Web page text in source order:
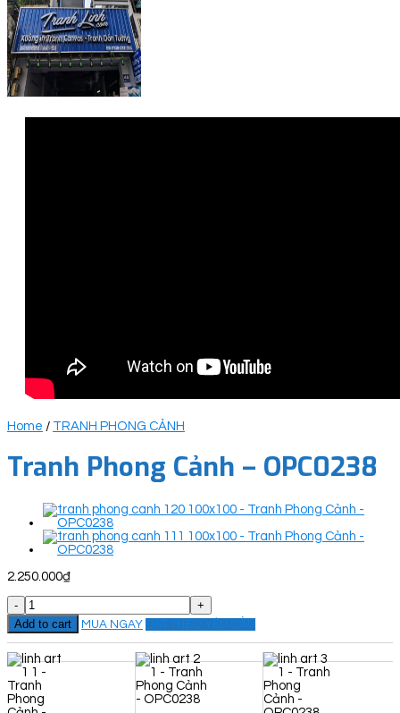
Home / TRANH PHONG CẢNH
Tranh Phong Cảnh – OPC0238
2.250.000₫
Tranh
Phong
Cảnh
-
OPC0238
quantity
Add to cart MUA NGAY ĐẶT THEO YÊU CẦU